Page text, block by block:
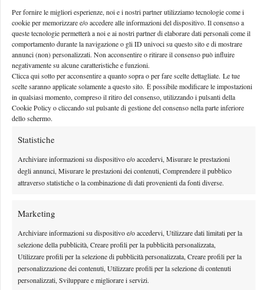
Per fornire le migliori esperienze, noi e i nostri partner utilizziamo tecnologie come i
cookie per memorizzare e/o accedere alle informazioni del dispositivo. Il consenso a
queste tecnologie permetterà a noi e ai nostri partner di elaborare dati personali come il
comportamento durante la navigazione o gli ID univoci su questo sito e di mostrare
annunci (non) personalizzati. Non acconsentire o ritirare il consenso può influire
negativamente su alcune caratteristiche e funzioni.
Clicca qui sotto per acconsentire a quanto sopra o per fare scelte dettagliate. Le tue
scelte saranno applicate solamente a questo sito. È possibile modificare le impostazioni
in qualsiasi momento, compreso il ritiro del consenso, utilizzando i pulsanti della
Cookie Policy o cliccando sul pulsante di gestione del consenso nella parte inferiore
dello schermo.
Statistiche
Archiviare informazioni su dispositivo e/o accedervi, Misurare le prestazioni
degli annunci, Misurare le prestazioni dei contenuti, Comprendere il pubblico
attraverso statistiche o la combinazione di dati provenienti da fonti diverse.
Marketing
Archiviare informazioni su dispositivo e/o accedervi, Utilizzare dati limitati per la
selezione della pubblicità, Creare profili per la pubblicità personalizzata,
Utilizzare profili per la selezione di pubblicità personalizzata, Creare profili per la
personalizzazione dei contenuti, Utilizzare profili per la selezione di contenuti
personalizzati, Sviluppare e migliorare i servizi.
Masters 1000 Cincinnati 2026: a che ora e dove
vedere il sorteggio del tabellone
Quando e dove vedere il sorteggio del main draw per il Masters 1000 di
Giacomo Nicotera 7 Agosto 2026